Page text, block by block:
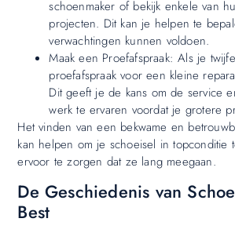
schoenmaker of bekijk enkele van
projecten. Dit kan je helpen te
verwachtingen kunnen voldoen.
Maak een Proefafspraak: Als je
proefafspraak voor een kleine
Dit geeft je de kans om de service
werk te ervaren voordat je grotere
Het vinden van een bekwame en
kan helpen om je schoeisel in topconditie
ervoor te zorgen dat ze lang meegaan.
De Geschiedenis van
Best